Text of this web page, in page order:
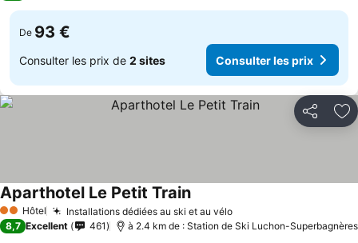
De 93 €
Consulter les prix de 2 sites Consulter les prix
Partager
2 Étoiles
Hôtel Installations dédiées au ski et au vélo
Aparthotel Le Petit Train
8,7 Excellent 461 à 2.4 km de : Station de Ski Luchon-Superbagnères